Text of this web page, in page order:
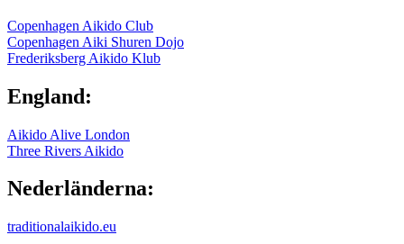
Copenhagen Aikido Club
Copenhagen Aiki Shuren Dojo
Frederiksberg Aikido Klub
England:
Aikido Alive London
Three Rivers Aikido
Nederländerna:
traditionalaikido.eu